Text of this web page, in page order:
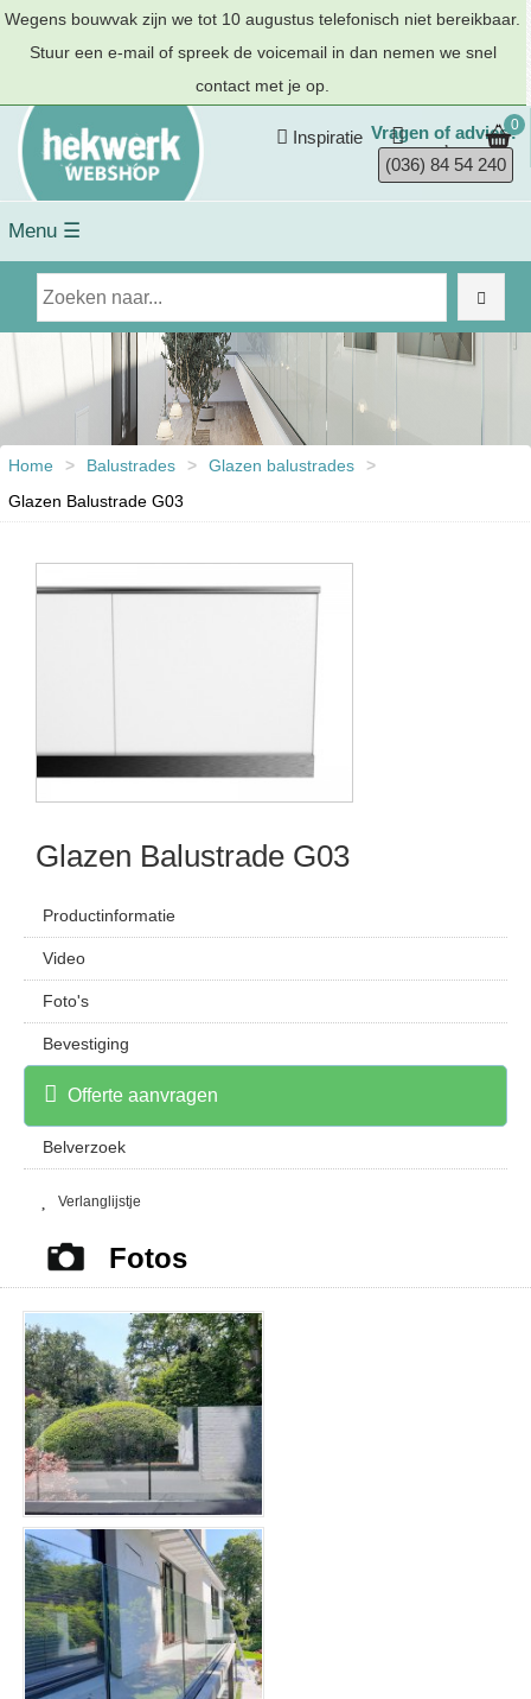
Wegens bouwvak zijn we tot 10 augustus telefonisch niet bereikbaar.
Stuur een e-mail of spreek de voicemail in dan nemen we snel
contact met je op.
Vragen of advies?
(036) 84 54 240
Menu ☰
Inspiratie
0
Home > Balustrades > Glazen balustrades
>
Glazen Balustrade G03
Glazen Balustrade G03
Productinformatie
Video
Foto's
Bevestiging
Offerte aanvragen
Belverzoek
Verlanglijstje
Fotos